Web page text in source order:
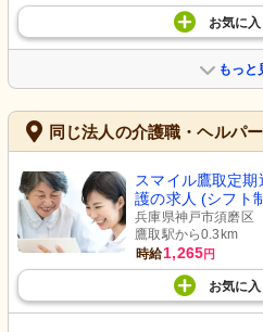
お気に入
もっと
同じ法人の介護職・ヘルパ
スマイル鷹取定
護の求人 (シフト
兵庫県神戸市須磨区
鷹取駅から0.3km
時給1,265円
お気に入